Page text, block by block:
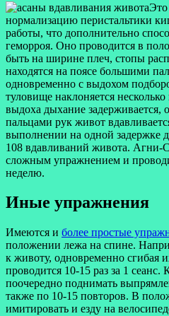
нормализацию перистальтики
работы, что дополнительно
геморроя. Оно проводится в
быть на ширине плеч, стопы
находятся на поясе большими
одновременно с выдохом
туловище наклоняется
выдоха дыхание задерживается,
пальцами рук живот
выполнении на одной задержке
108 вдавливаний живота. Агни-
сложным упражнением и
неделю.
Иные упражнения
Имеются и более простые
положении лежа на спине.
к животу, одновременно сгибая
проводится 10-15 раз за 1
поочередно поднимать
также по 10-15 повторов. В
имитировать и езду на